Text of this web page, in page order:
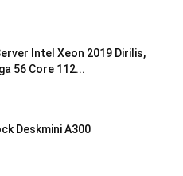
Intel Xeon 2019 Dirilis,
56 Core 112...
Deskmini A300